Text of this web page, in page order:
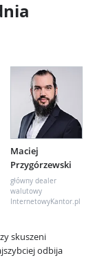
Maciej
Przygórzewski
główny dealer
walutowy
InternetowyKantor.pl
skuszeni
odbija